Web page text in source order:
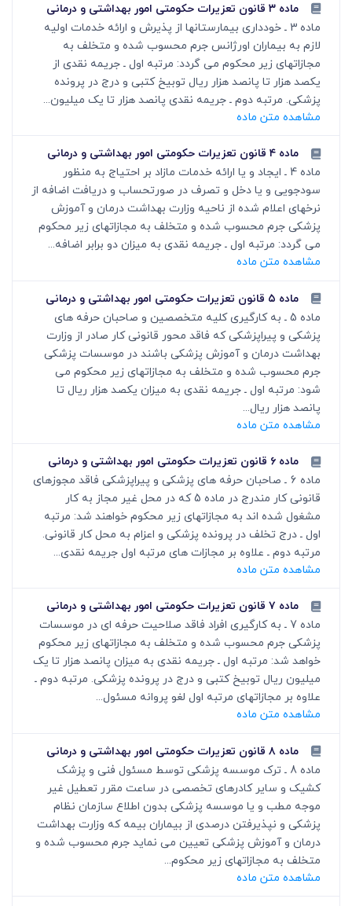
ماده ۳ قانون تعزیرات حکومتی امور بهداشتی و درمانی
ماده 3 ـ خودداری بیمارستانها از پذیرش و ارائه خدمات اولیه
لازم به بیماران اورژانس جرم محسوب شده و متخلف به
مجازاتهای زیر محکوم می گردد: مرتبه اول ـ جریمه نقدی از
یکصد هزار تا پانصد هزار ریال توبیخ کتبی و درج در پرونده
پزشکی. مرتبه دوم ـ جریمه نقدی پانصد هزار تا یک میلیون...
مشاهده متن ماده
ماده ۴ قانون تعزیرات حکومتی امور بهداشتی و درمانی
ماده 4 ـ ایجاد و یا ارائه خدمات مازاد بر احتیاج به منظور
سودجویی و یا دخل و تصرف در صورتحساب و دریافت اضافه از
نرخهای اعلام شده از ناحیه وزارت بهداشت درمان و آموزش
پزشکی جرم محسوب شده و متخلف به مجازاتهای زیر محکوم
می گردد: مرتبه اول ـ جریمه نقدی به میزان دو برابر اضافه...
مشاهده متن ماده
ماده ۵ قانون تعزیرات حکومتی امور بهداشتی و درمانی
ماده 5 ـ به کارگیری کلیه متخصصین و صاحبان حرفه های
پزشکی و پیراپزشکی که فاقد محور قانونی کار صادر از وزارت
بهداشت درمان و آموزش پزشکی باشند در موسسات پزشکی
جرم محسوب شده و متخلف به مجازاتهای زیر محکوم می
شود: مرتبه اول ـ جریمه نقدی به میزان یکصد هزار ریال تا
پانصد هزار ریال...
مشاهده متن ماده
ماده ۶ قانون تعزیرات حکومتی امور بهداشتی و درمانی
ماده 6 ـ صاحبان حرفه های پزشکی و پیراپزشکی فاقد مجوزهای
قانونی کار مندرج در ماده 5 که در محل غیر مجاز به کار
مشغول شده اند به مجازاتهای زیر محکوم خواهند شد: مرتبه
اول ـ درج تخلف در پرونده پزشکی و اعزام به محل کار قانونی.
مرتبه دوم ـ علاوه بر مجازات های مرتبه اول جریمه نقدی...
مشاهده متن ماده
ماده ۷ قانون تعزیرات حکومتی امور بهداشتی و درمانی
ماده 7 ـ به کارگیری افراد فاقد صلاحیت حرفه ای در موسسات
پزشکی جرم محسوب شده و متخلف به مجازاتهای زیر محکوم
خواهد شد: مرتبه اول ـ جریمه نقدی به میزان پانصد هزار تا یک
میلیون ریال توبیخ کتبی و درج در پرونده پزشکی. مرتبه دوم ـ
علاوه بر مجازاتهای مرتبه اول لغو پروانه مسئول...
مشاهده متن ماده
ماده ۸ قانون تعزیرات حکومتی امور بهداشتی و درمانی
ماده 8 ـ ترک موسسه پزشکی توسط مسئول فنی و پزشک
کشیک و سایر کادرهای تخصصی در ساعت مقرر تعطیل غیر
موجه مطب و یا موسسه پزشکی بدون اطلاع سازمان نظام
پزشکی و نپذیرفتن درصدی از بیماران بیمه که وزارت بهداشت
درمان و آموزش پزشکی تعیین می نماید جرم محسوب شده و
متخلف به مجازاتهای زیر محکوم...
مشاهده متن ماده